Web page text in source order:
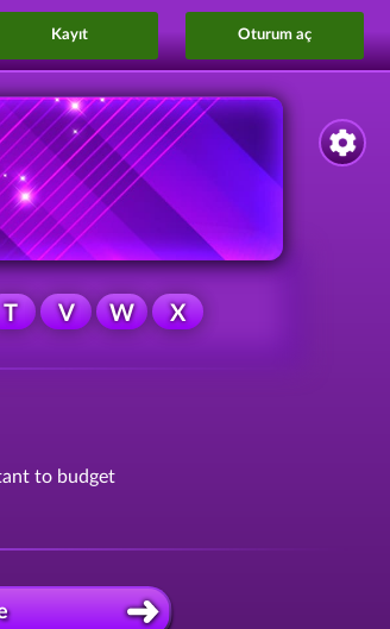
Kayıt Oturum aç
T V W X
to budget